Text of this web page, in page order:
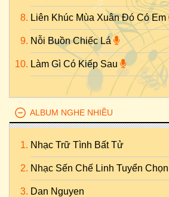
Liên Khúc Mùa Xuân Đó Có Em
Nỗi Buồn Chiếc Lá
Làm Gì Có Kiếp Sau
ALBUM NGHE NHIỀU
Nhạc Trữ Tình Bất Tử
Nhạc Sến Chế Linh Tuyển Chọn
Dan Nguyen